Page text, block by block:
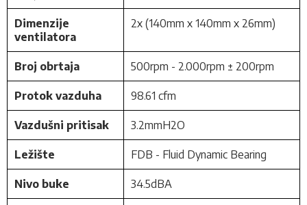
Dimenzije
ventilatora
2x (140mm x 140mm x 26mm)
Broj obrtaja 500rpm - 2.000rpm ± 200rpm
Protok vazduha 98.61 cfm
Vazdušni pritisak 3.2mmH2O
Ležište FDB - Fluid Dynamic Bearing
Nivo buke 34.5dBA